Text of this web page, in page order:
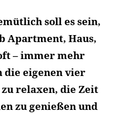
soll es sein,
Apartment, Haus,
– immer mehr
die eigenen vier
relaxen, die Zeit
zu genießen und